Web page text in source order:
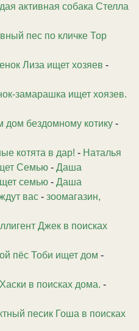
активная собака Стелла
пес по кличке Тор
Лиза ищет хозяев -
замарашка ищет хоязев.
дом бездомному котику -
котята в дар! - Наталья
Семью - Даша
семью - Даша
вас - зоомагазин,
Джек в поисках
пёс Тоби ищет дом -
в поисках дома. -
песик Гоша в поисках